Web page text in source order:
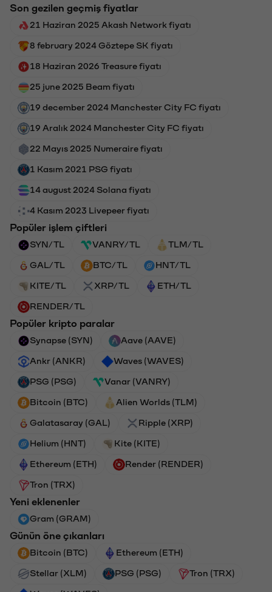
Son gezilen geçmiş fiyatlar
21 Haziran 2025 Akash Network fiyatı
8 february 2024 Göztepe SK fiyatı
18 Haziran 2026 Treasure fiyatı
25 june 2025 Beam fiyatı
19 december 2024 Manchester City FC fiyatı
19 Aralık 2024 Manchester City FC fiyatı
22 Mayıs 2025 Numeraire fiyatı
1 Kasım 2021 PSG fiyatı
14 august 2024 Solana fiyatı
4 Kasım 2023 Livepeer fiyatı
Popüler işlem çiftleri
SYN/TL VANRY/TL TLM/TL
GAL/TL BTC/TL HNT/TL
KITE/TL XRP/TL ETH/TL
RENDER/TL
Popüler kripto paralar
Synapse (SYN) Aave (AAVE)
Ankr (ANKR) Waves (WAVES)
PSG (PSG) Vanar (VANRY)
Bitcoin (BTC) Alien Worlds (TLM)
Galatasaray (GAL) Ripple (XRP)
Helium (HNT) Kite (KITE)
Ethereum (ETH) Render (RENDER)
Tron (TRX)
Yeni eklenenler
Gram (GRAM)
Günün öne çıkanları
Bitcoin (BTC) Ethereum (ETH)
Stellar (XLM) PSG (PSG) Tron (TRX)